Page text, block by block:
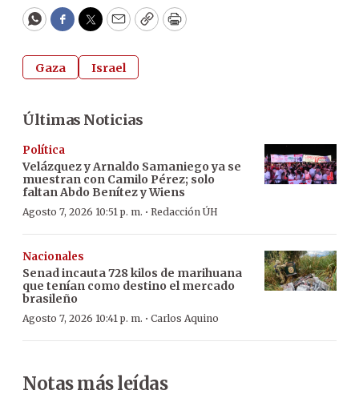
WhatsApp
Facebook
Twitter
EmailCopyPrint
Gaza Israel
Últimas Noticias
Política
Velázquez y Arnaldo Samaniego ya se
muestran con Camilo Pérez; solo
faltan Abdo Benítez y Wiens
Agosto 7, 2026 10:51 p. m. · Redacción ÚH
Nacionales
Senad incauta 728 kilos de marihuana
que tenían como destino el mercado
brasileño
Agosto 7, 2026 10:41 p. m. · Carlos Aquino
Notas más leídas